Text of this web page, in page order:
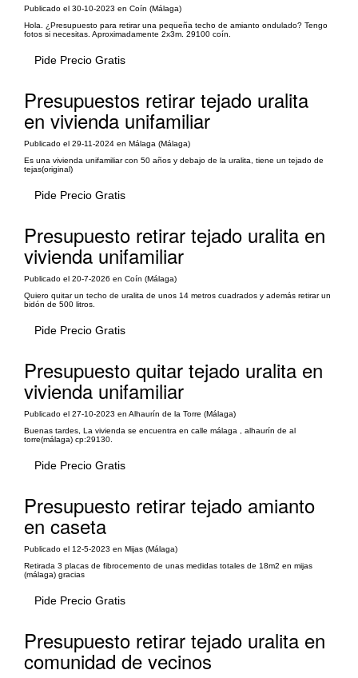
Publicado el 30-10-2023 en Coín (Málaga)
Hola. ¿Presupuesto para retirar una pequeña techo de amianto ondulado? Tengo
fotos si necesitas. Aproximadamente 2x3m. 29100 coín.
Pide Precio Gratis
Presupuestos retirar tejado uralita
en vivienda unifamiliar
Publicado el 29-11-2024 en Málaga (Málaga)
Es una vivienda unifamiliar con 50 años y debajo de la uralita, tiene un tejado de
tejas(original)
Pide Precio Gratis
Presupuesto retirar tejado uralita en
vivienda unifamiliar
Publicado el 20-7-2026 en Coín (Málaga)
Quiero quitar un techo de uralita de unos 14 metros cuadrados y además retirar un
bidón de 500 litros.
Pide Precio Gratis
Presupuesto quitar tejado uralita en
vivienda unifamiliar
Publicado el 27-10-2023 en Alhaurín de la Torre (Málaga)
Buenas tardes, La vivienda se encuentra en calle málaga , alhaurín de al
torre(málaga) cp:29130.
Pide Precio Gratis
Presupuesto retirar tejado amianto
en caseta
Publicado el 12-5-2023 en Mijas (Málaga)
Retirada 3 placas de fibrocemento de unas medidas totales de 18m2 en mijas
(málaga) gracias
Pide Precio Gratis
Presupuesto retirar tejado uralita en
comunidad de vecinos